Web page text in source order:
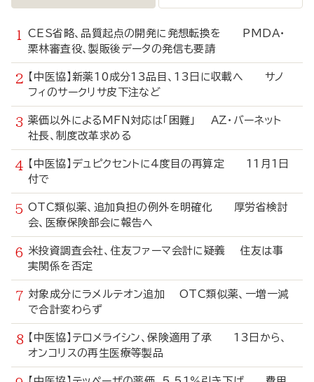
CES省略、品質起点の開発に発想転換を PMDA・
栗林審査役、製販後データの発信も要請
【中医協】新薬10成分13品目、13日に収載へ サノ
フィのサークリサ皮下注など
薬価以外によるMFN対応は「困難」 AZ・バーネット
社長、制度改革求める
【中医協】デュピクセントに4度目の再算定 11月1日
付で
OTC類似薬、追加負担の例外を明確化 厚労省検討
会、医療保険部会に報告へ
米投資調査会社、住友ファーマ会計に疑義 住友は事
実関係を否定
対象成分にラメルテオン追加 OTC類似薬、一増一減
で合計変わらず
【中医協】テロメライシン、保険適用了承 13日から、
オンコリスの再生医療等製品